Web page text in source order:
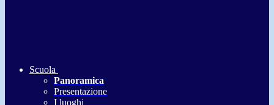
Scuola
Panoramica
Presentazione
I luoghi